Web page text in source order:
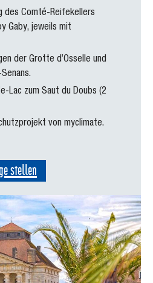
des Comté-Reifekellers
Gaby, jeweils mit
der Grotte d’Osselle und
Lac zum Saut du Doubs (2
von myclimate.
stellen